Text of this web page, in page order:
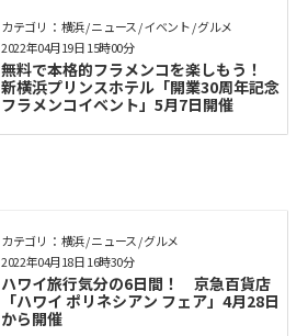
カテゴリ： 横浜 / ニュース / イベント / グルメ
無料で本格的フラメンコを楽しもう！
新横浜プリンスホテル「開業30周年記念
フラメンコイベント」5月7日開催
2022年04月19日 15時00分
カテゴリ： 横浜 / ニュース / グルメ
ハワイ旅行気分の6日間！ 京急百貨店
「ハワイ ポリネシアン フェア」4月28日
から開催
2022年04月18日 16時30分